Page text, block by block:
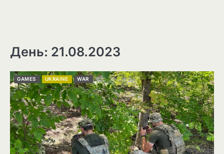
День: 21.08.2023
GAMES UKRAINE WAR